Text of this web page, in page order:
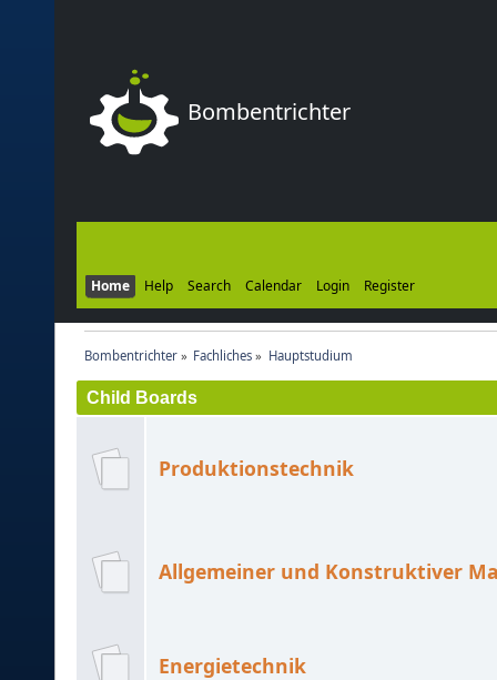
Bombentrichter
Home Help Search Calendar Login Register
Bombentrichter» Fachliches » Hauptstudium
Child Boards
Produktionstechnik
Allgemeiner und Konstruktiver
Energietechnik